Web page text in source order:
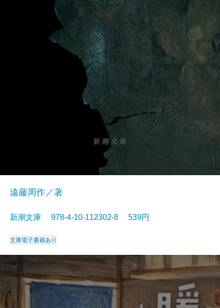
遠藤周作／著
新潮文庫 978-4-10-112302-8 539円
文庫電子書籍あり